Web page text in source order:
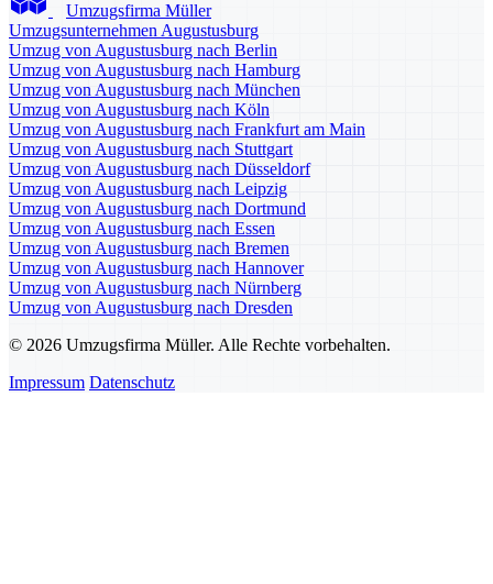
Umzugsfirma Müller
Umzugsunternehmen Augustusburg
Umzug von Augustusburg nach Berlin
Umzug von Augustusburg nach Hamburg
Umzug von Augustusburg nach München
Umzug von Augustusburg nach Köln
Umzug von Augustusburg nach Frankfurt am Main
Umzug von Augustusburg nach Stuttgart
Umzug von Augustusburg nach Düsseldorf
Umzug von Augustusburg nach Leipzig
Umzug von Augustusburg nach Dortmund
Umzug von Augustusburg nach Essen
Umzug von Augustusburg nach Bremen
Umzug von Augustusburg nach Hannover
Umzug von Augustusburg nach Nürnberg
Umzug von Augustusburg nach Dresden
© 2026 Umzugsfirma Müller. Alle Rechte vorbehalten.
Impressum Datenschutz